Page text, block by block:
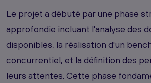
Le projet a débuté par une phase
approfondie incluant l'analyse des
disponibles, la réalisation d'un
concurrentiel, et la définition des
leurs attentes. Cette phase